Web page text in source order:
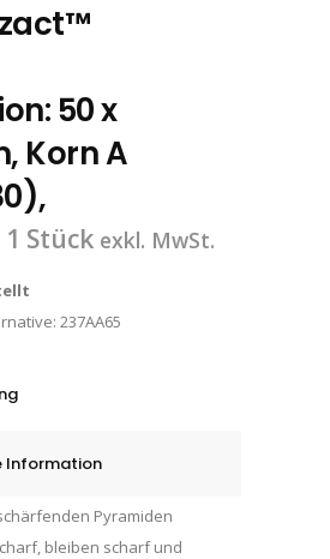
50 x
Korn A
Stück exkl. MwSt.
237AA65
Information
Pyramiden
bleiben scharf und